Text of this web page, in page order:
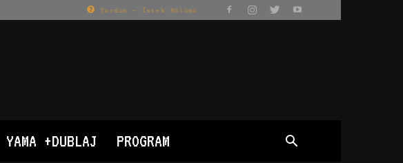
Yardım – İstek Bölümü
+DUBLAJ PROGRAM